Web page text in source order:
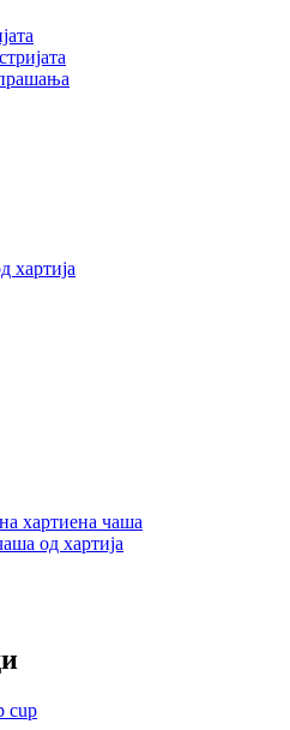
хартија
хартиена чаша
од хартија